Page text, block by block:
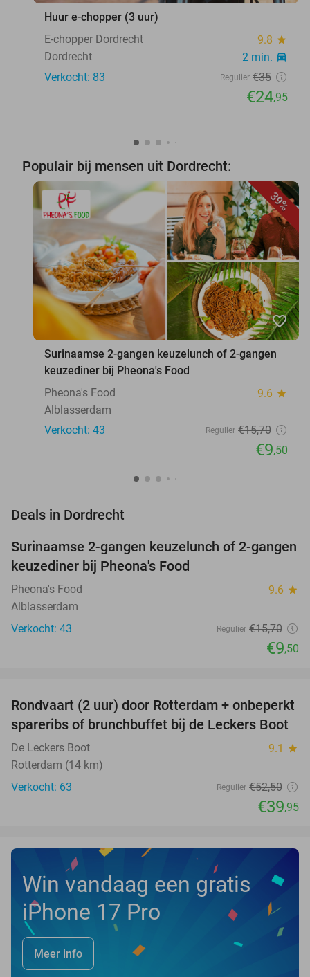
Huur e-chopper (3 uur)
E-chopper Dordrecht
9.8 star
Dordrecht 2 min. directions_car
Verkocht: 83 Regulier €35
€24,95
Populair bij mensen uit Dordrecht:
39%
favorite_border
Surinaamse 2-gangen keuzelunch of 2-gangen
keuzediner bij Pheona's Food
Pheona's Food
9.6 star
Alblasserdam
Verkocht: 43
Regulier €15,70
€9,50
Deals in Dordrecht
39%
Surinaamse 2-gangen keuzelunch of 2-gangen
keuzediner bij Pheona's Food
Pheona's Food 9.6 star
Alblasserdam
Verkocht: 43
Regulier €15,70
€9,50
24%
Rondvaart (2 uur) door Rotterdam + onbeperkt
spareribs of brunchbuffet bij de Leckers Boot
De Leckers Boot 9.1 star
Rotterdam (14 km)
Verkocht: 63
Regulier €52,50
€39,95
Win vandaag een gratis
iPhone 17 Pro
Meer info